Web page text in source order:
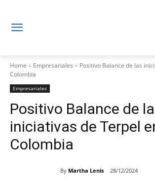
Home Empresariales
Positivo Balance de las
Colombia
Empresariales
Positivo Balance de
iniciativas de Terpel
Colombia
By Martha Lenis 28/12/2024